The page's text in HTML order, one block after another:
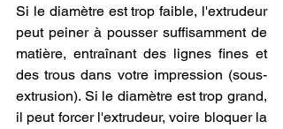
Si le diamètre est trop faible, l'extrudeur
peut peiner à pousser suffisamment de
matière, entraînant des lignes fines et
des trous dans votre impression (sous-
extrusion). Si le diamètre est trop grand,
il peut forcer l'extrudeur, voire bloquer la